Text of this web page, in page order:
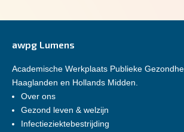
awpg Lumens
Academische Werkplaats Publieke
Haaglanden en Hollands Midden.
Over ons
Gezond leven & welzijn
Infectieziektebestrijding